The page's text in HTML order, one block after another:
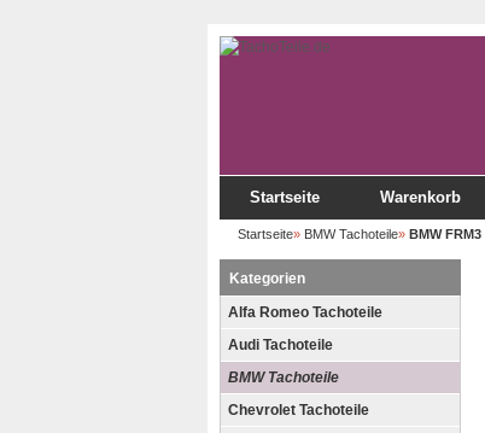
Startseite Warenkorb
Startseite» BMW Tachoteile» BMW
Kategorien
Alfa Romeo Tachoteile
Audi Tachoteile
BMW Tachoteile
Chevrolet Tachoteile